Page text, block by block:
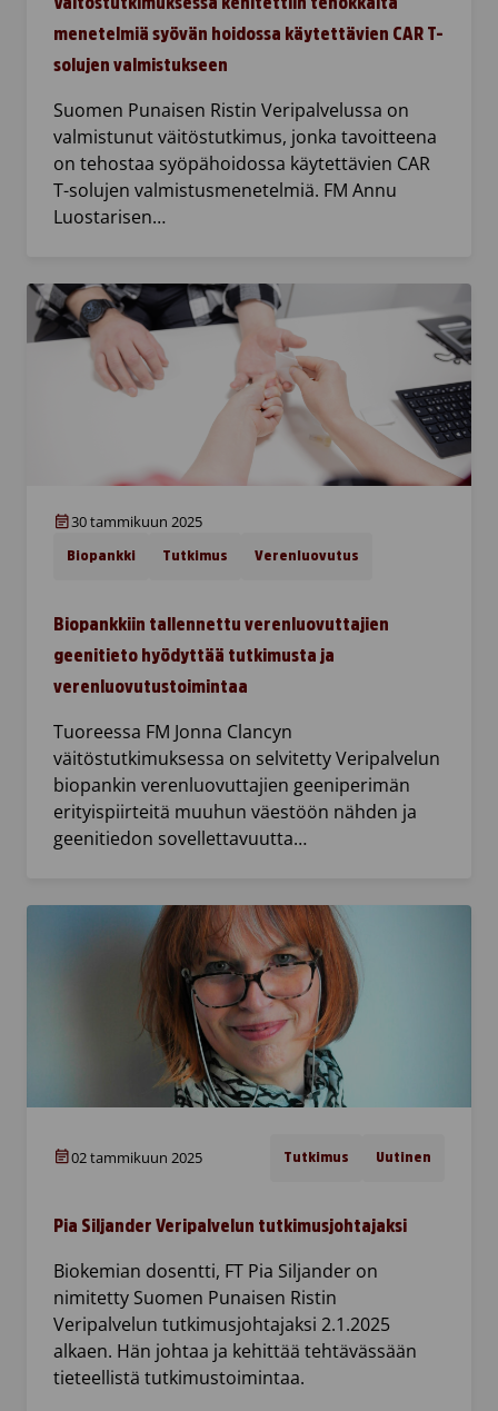
menetelmiä syövän hoidossa käytettävien CAR T-
solujen valmistukseen
Suomen Punaisen Ristin Veripalvelussa on
valmistunut väitöstutkimus, jonka tavoitteena
on tehostaa syöpähoidossa käytettävien CAR
T-solujen valmistusmenetelmiä. FM Annu
Luostarisen…
30 tammikuun 2025
Biopankki Tutkimus Verenluovutus
Biopankkiin tallennettu verenluovuttajien
geenitieto hyödyttää tutkimusta ja
verenluovutustoimintaa
Tuoreessa FM Jonna Clancyn
väitöstutkimuksessa on selvitetty Veripalvelun
biopankin verenluovuttajien geeniperimän
erityispiirteitä muuhun väestöön nähden ja
geenitiedon sovellettavuutta…
02 tammikuun 2025 Tutkimus Uutinen
Pia Siljander Veripalvelun tutkimusjohtajaksi
Biokemian dosentti, FT Pia Siljander on
nimitetty Suomen Punaisen Ristin
Veripalvelun tutkimusjohtajaksi 2.1.2025
alkaen. Hän johtaa ja kehittää tehtävässään
tieteellistä tutkimustoimintaa.